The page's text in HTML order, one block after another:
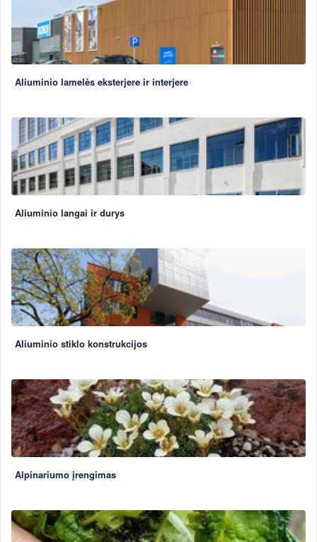
Aliuminio lamelės eksterjere ir interjere
Aliuminio langai ir durys
Aliuminio stiklo konstrukcijos
Alpinariumo įrengimas